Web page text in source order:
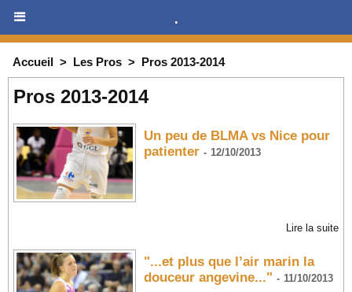
.
Accueil > Les Pros > Pros 2013-2014
Pros 2013-2014
Un peu de BLMA vs Nice pour
patienter - 12/10/2013
Lire la suite
"...et plus que l’air marin la
douceur angevine..." - 11/10/2013